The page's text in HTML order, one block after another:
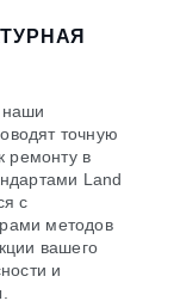
наши
точную
ремонту в
Land
с
методов
вашего
и